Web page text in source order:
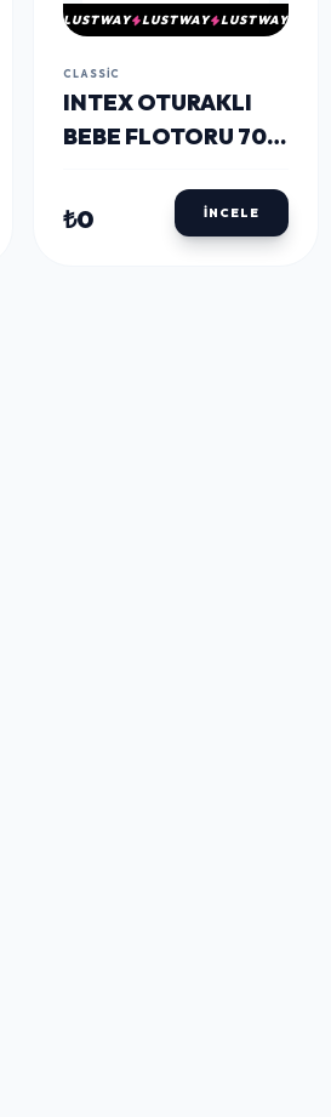
LUSTWAY LUSTWAY LUSTWAY
CLASSIC
INTEX OTURAKLI
BEBE FLOTORU 70
₺0 İNCELE